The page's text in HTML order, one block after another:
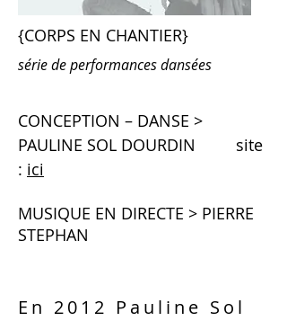
{CORPS EN CHANTIER}
série de performances dansées
CONCEPTION – DANSE >
PAULINE SOL DOURDIN site
: ici
MUSIQUE EN DIRECTE > PIERRE
STEPHAN
En 2012 Pauline Sol